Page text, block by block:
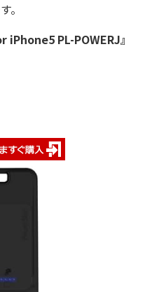
。
iPhone5 PL-POWERJ』